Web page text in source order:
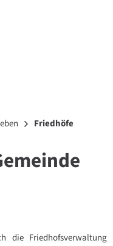
Friedhöfe
die Friedhofsverwaltung